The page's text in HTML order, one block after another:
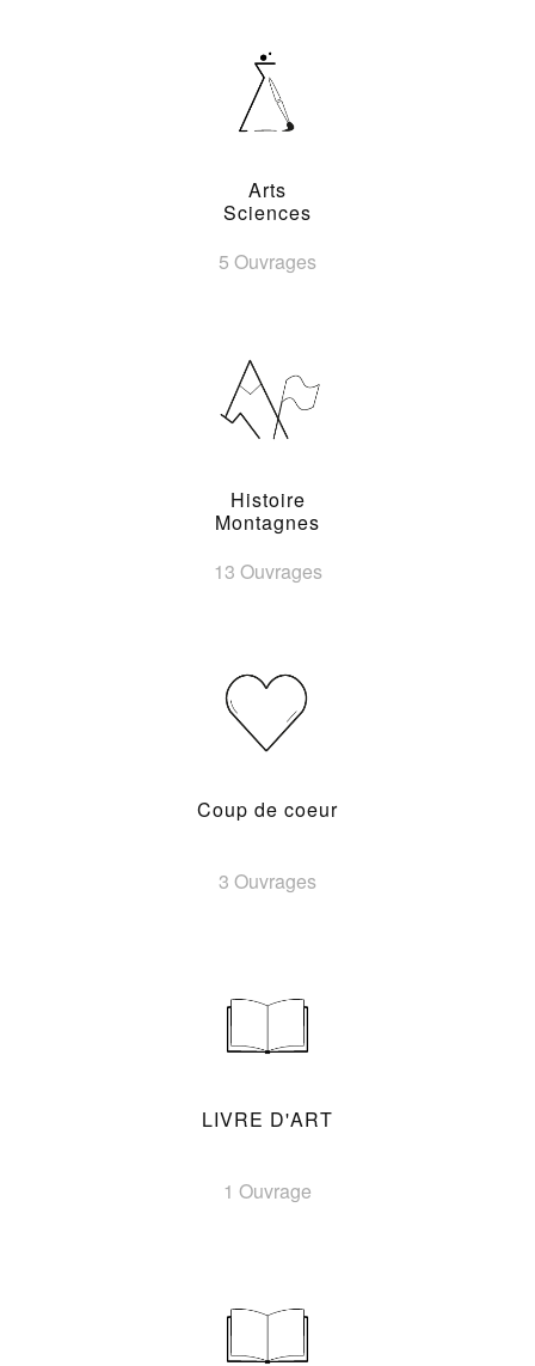
Arts
Sciences
5 Ouvrages
Histoire
Montagnes
13 Ouvrages
Coup de coeur
3 Ouvrages
LIVRE D'ART
1 Ouvrage